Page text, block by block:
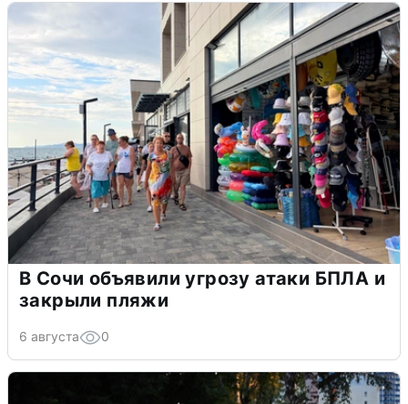
В Сочи объявили угрозу атаки БПЛА и
закрыли пляжи
6 августа 0